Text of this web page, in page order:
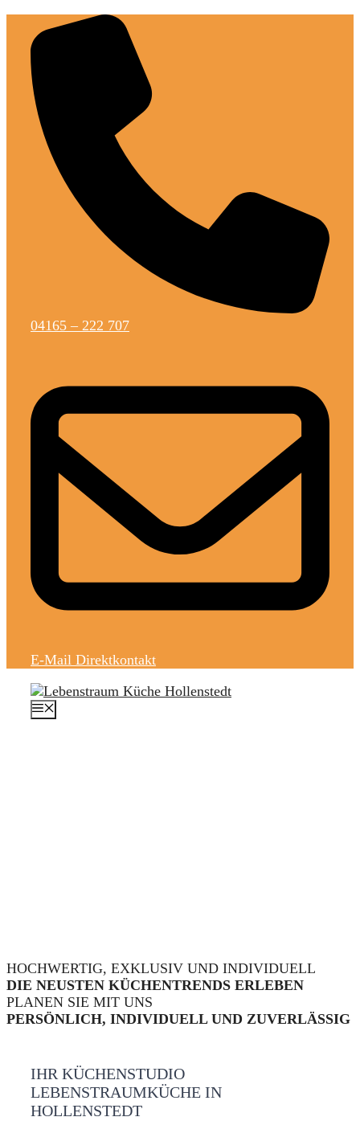
Inhalt
springen
04165 – 222 707
E-Mail Direktkontakt
HOCHWERTIG, EXKLUSIV UND INDIVIDUELL
DIE NEUSTEN KÜCHENTRENDS ERLEBEN
PLANEN SIE MIT UNS
PERSÖNLICH, INDIVIDUELL UND ZUVERLÄSSIG
IHR KÜCHENSTUDIO
LEBENSTRAUMKÜCHE IN
HOLLENSTEDT